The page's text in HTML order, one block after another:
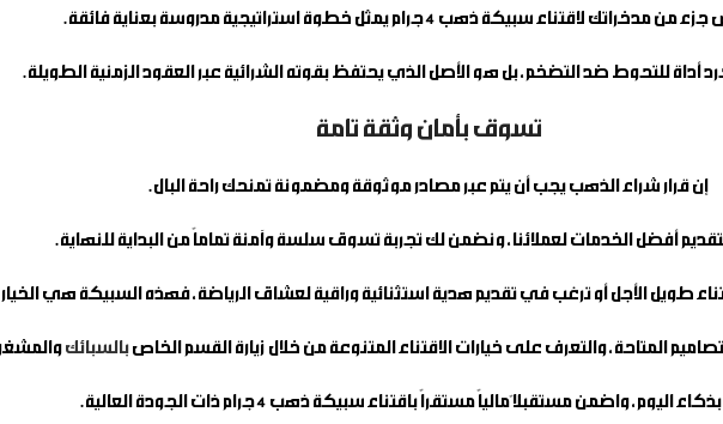
جزء من مدخراتك لاقتناءسبيكة ذهب 4 جرام يمثل خطوة استراتيجية مدروسة بعناية فائقة.
أداة للتحوط ضد التضخم، بل هو الأصل الذي يحتفظ بقوته الشرائية عبر العقود الزمنية الطويلة.
تسوق بأمان وثقة تامة
إن قرار شراء الذهب يجب أن يتم عبر مصادر موثوقة ومضمونة تمنحك راحة البال.
أفضل الخدمات لعملائنا، ونضمن لك تجربة تسوق سلسة وآمنة تماماً من البداية للنهاية.
طويل الأجل أو ترغب في تقديم هدية استثنائية وراقية لعشاق الرياضة، فهذه السبيكة هي الخيار
المتاحة، والتعرف على خيارات الاقتناء المتنوعة من خلال زيارة القسم الخاصبالسبائك
بذكاء اليوم، واضمن مستقبلاً مالياً مستقراً باقتناء سبيكة ذهب 4 جرام ذات الجودة العالية.